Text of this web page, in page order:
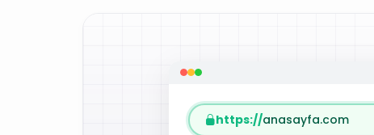
https://anasayfa.com